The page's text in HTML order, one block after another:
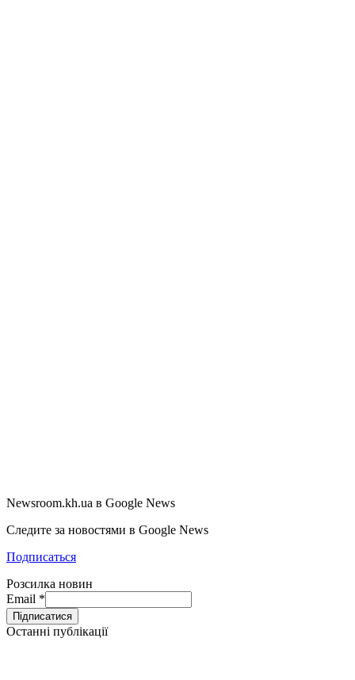
Newsroom.kh.ua в Google News
Следите за новостями в Google News
Подписаться
Розсилка новин
Email *
Останні публікації